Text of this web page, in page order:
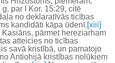
par I Kor. 15:29, citē
no deklaratīvās ticības
kandidāti kāpa ūdenī.[xiii]
pārmet hereziarham
atteicies no ticības
savā kristībā, un pamatojo
Antiohijā kristības nolūkiem